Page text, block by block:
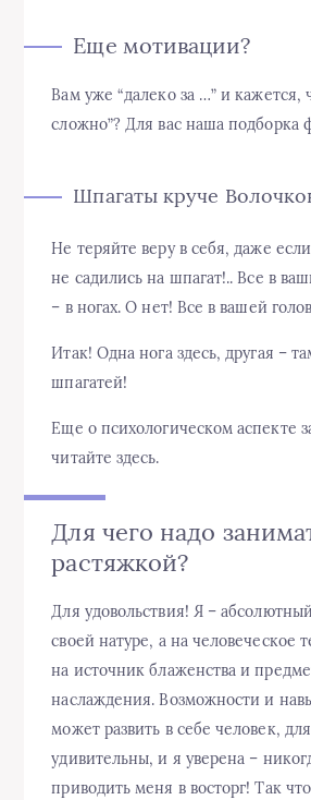
Еще мотивации?
Вам уже “далеко за …” и кажется,
сложно”? Для вас наша подборка
Шпагаты круче
Не теряйте веру в себя, даже
не садились на шпагат!.. Все в
– в ногах. О нет! Все в вашей
Итак! Одна нога здесь, другая –
шпагатей!
Еще о психологическом аспекте
читайте здесь.
Для чего надо
растяжкой?
Для удовольствия! Я –
своей натуре, а на человеческое
на источник блаженства и
наслаждения. Возможности и
может развить в себе человек,
удивительны, и я уверена –
приводить меня в восторг! Так